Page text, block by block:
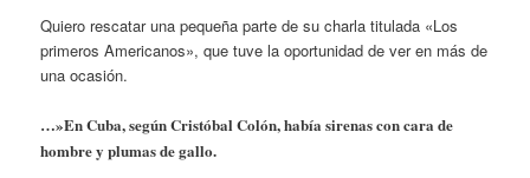
Quiero rescatar una pequeña parte de su charla titulada «Los
primeros Americanos», que tuve la oportunidad de ver en más de
una ocasión.
…»En Cuba, según Cristóbal Colón, había sirenas con cara de
hombre y plumas de gallo.